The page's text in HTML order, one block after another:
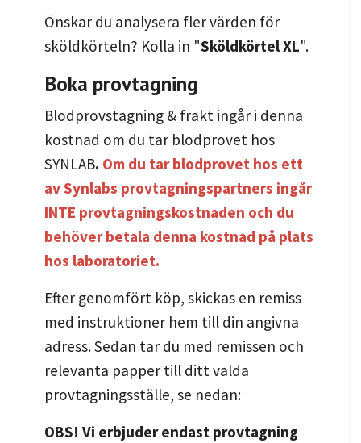
Önskar du analysera fler värden för
sköldkörteln? Kolla in "Sköldkörtel XL".
Boka provtagning
Blodprovstagning & frakt ingår i denna
kostnad om du tar blodprovet hos
SYNLAB. Om du tar blodprovet hos ett
av Synlabs provtagningspartners ingår
INTE provtagningskostnaden och du
behöver betala denna kostnad på plats
hos laboratoriet.
Efter genomfört köp, skickas en remiss
med instruktioner hem till din angivna
adress. Sedan tar du med remissen och
relevanta papper till ditt valda
provtagningsställe, se nedan:
OBS! Vi erbjuder endast provtagning